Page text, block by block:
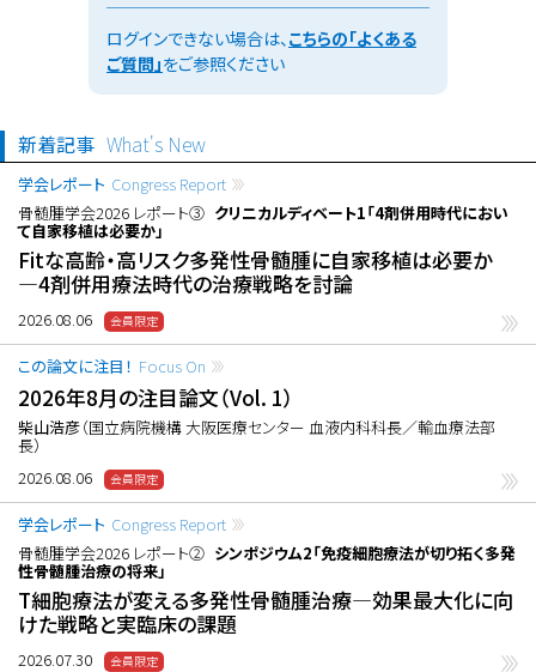
ログインできない場合は、こちらの「よくある
ご質問」をご参照ください
新着記事 What's New
学会レポート Congress Report
骨髄腫学会2026 レポート③ クリニカルディベート1「4剤併用時代におい
て自家移植は必要か」
Fitな高齢・高リスク多発性骨髄腫に自家移植は必要か
―4剤併用療法時代の治療戦略を討論
2026.08.06
この論文に注目！ Focus On
2026年8月の注目論文（Vol. 1）
柴山浩彦（国立病院機構 大阪医療センター 血液内科科長／輸血療法部
長）
2026.08.06
学会レポート Congress Report
骨髄腫学会2026 レポート② シンポジウム2「免疫細胞療法が切り拓く多発
性骨髄腫治療の将来」
T細胞療法が変える多発性骨髄腫治療―効果最大化に向
けた戦略と実臨床の課題
2026.07.30